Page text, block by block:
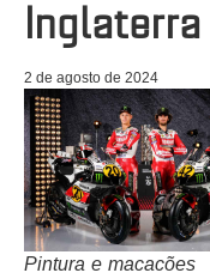
Inglaterra
2 de agosto de 2024
Pintura e macacões